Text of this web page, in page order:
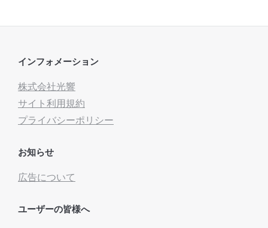
インフォメーション
株式会社光響
サイト利用規約
プライバシーポリシー
お知らせ
広告について
ユーザーの皆様へ